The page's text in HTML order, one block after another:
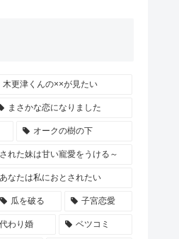
木更津くんの××が見たい
まさかな恋になりました
オークの樹の下
れた妹は甘い寵愛をうける～
あなたは私におとされたい
瓜を破る 子宮恋愛
わり婚 ベツコミ